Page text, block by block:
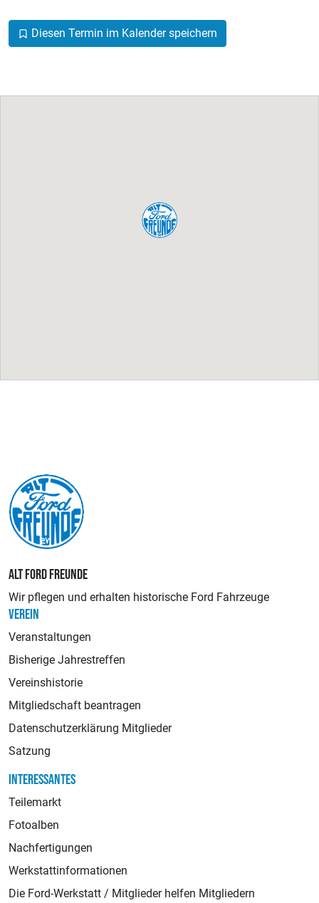
Diesen Termin im Kalender speichern
ALT FORD FREUNDE
Wir pflegen und erhalten historische Ford Fahrzeuge
VEREIN
Veranstaltungen
Bisherige Jahrestreffen
Vereinshistorie
Mitgliedschaft beantragen
Datenschutzerklärung Mitglieder
Satzung
INTERESSANTES
Teilemarkt
Fotoalben
Nachfertigungen
Werkstattinformationen
Die Ford-Werkstatt / Mitglieder helfen Mitgliedern